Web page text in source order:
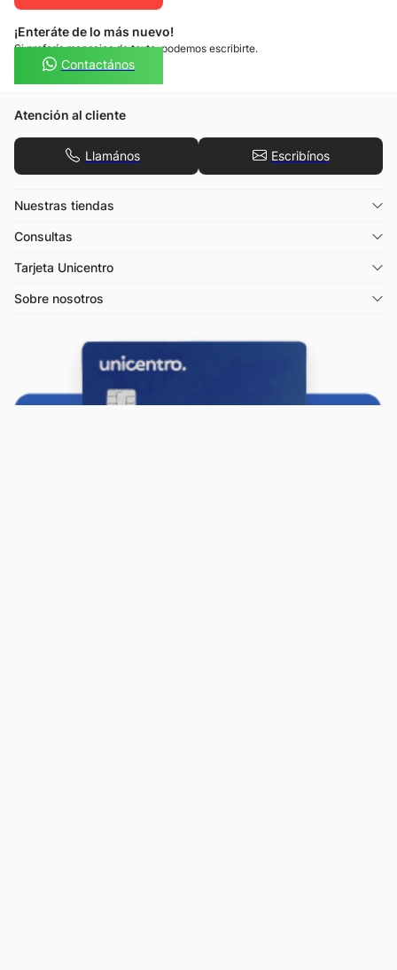
¡Enteráte de lo más nuevo!
Si preferís mensajes de texto, podemos escribirte.
Contactános
Atención al cliente
Llamános Escribínos
Nuestras tiendas
Consultas
Tarjeta Unicentro
Sobre nosotros